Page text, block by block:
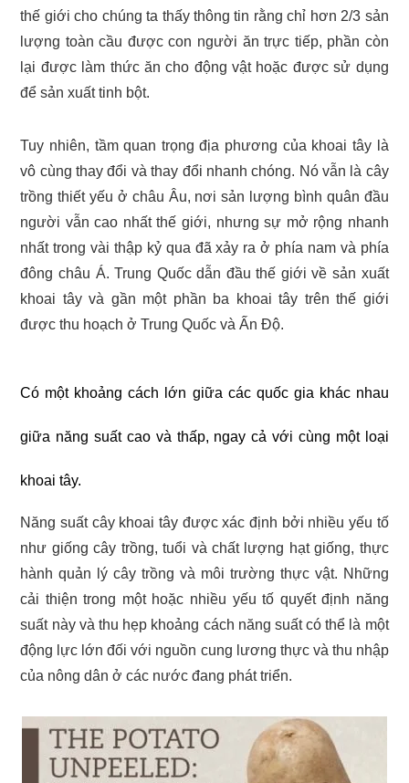
thế giới cho chúng ta thấy thông tin rằng chỉ hơn 2/3 sản
lượng toàn cầu được con người ăn trực tiếp, phần còn
lại được làm thức ăn cho động vật hoặc được sử dụng
để sản xuất tinh bột.
Tuy nhiên, tầm quan trọng địa phương của khoai tây là
vô cùng thay đổi và thay đổi nhanh chóng. Nó vẫn là cây
trồng thiết yếu ở châu Âu, nơi sản lượng bình quân đầu
người vẫn cao nhất thế giới, nhưng sự mở rộng nhanh
nhất trong vài thập kỷ qua đã xảy ra ở phía nam và phía
đông châu Á. Trung Quốc dẫn đầu thế giới về sản xuất
khoai tây và gần một phần ba khoai tây trên thế giới
được thu hoạch ở Trung Quốc và Ấn Độ.
Có một khoảng cách lớn giữa các quốc gia khác nhau
giữa năng suất cao và thấp, ngay cả với cùng một loại
khoai tây.
Năng suất cây khoai tây được xác định bởi nhiều yếu tố
như giống cây trồng, tuổi và chất lượng hạt giống, thực
hành quản lý cây trồng và môi trường thực vật. Những
cải thiện trong một hoặc nhiều yếu tố quyết định năng
suất này và thu hẹp khoảng cách năng suất có thể là một
động lực lớn đối với nguồn cung lương thực và thu nhập
của nông dân ở các nước đang phát triển.